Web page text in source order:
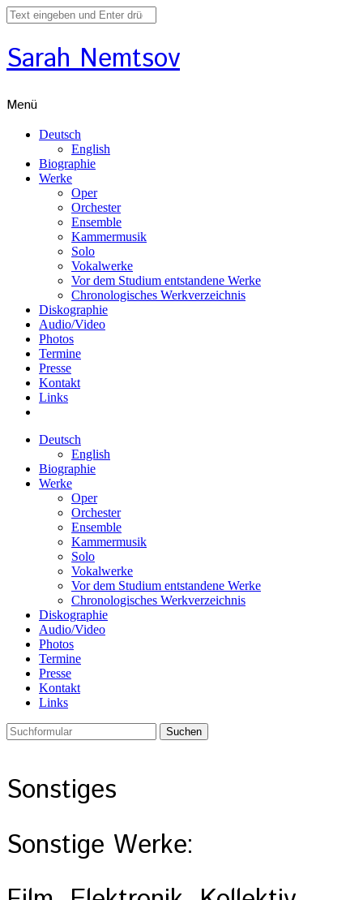
Sarah Nemtsov
Menü
Deutsch
English
Biographie
Werke
Oper
Orchester
Ensemble
Kammermusik
Solo
Vokalwerke
Vor dem Studium entstandene Werke
Chronologisches Werkverzeichnis
Diskographie
Audio/Video
Photos
Termine
Presse
Kontakt
Links
Deutsch
English
Biographie
Werke
Oper
Orchester
Ensemble
Kammermusik
Solo
Vokalwerke
Vor dem Studium entstandene Werke
Chronologisches Werkverzeichnis
Diskographie
Audio/Video
Photos
Termine
Presse
Kontakt
Links
Sonstiges
Sonstige Werke: